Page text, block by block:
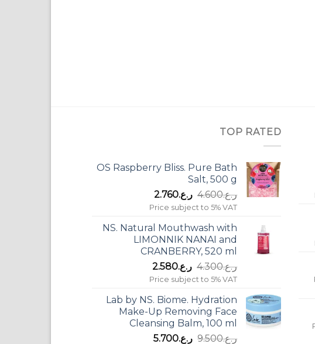
TOP RATED
OS Raspberry Bliss. Pure Bath
Salt, 500 g
ر.ع.4.600 السعر
الأصلي
ر.ع.4.600.
ر.ع.2.760السعر
الحالي
ر.ع.2.760.
Price subject to 5% VAT
NS. Natural Mouthwash with
LIMONNIK NANAI and
CRANBERRY, 520 ml
ر.ع.4.300 السعر
الأصلي
ر.ع.4.300.
ر.ع.2.580السعر
الحالي
ر.ع.2.580.
Price subject to 5% VAT
Lab by NS. Biome. Hydration
Make-Up Removing Face
Cleansing Balm, 100 ml
ر.ع.9.500 السعر
ر.ع.5.700السعر